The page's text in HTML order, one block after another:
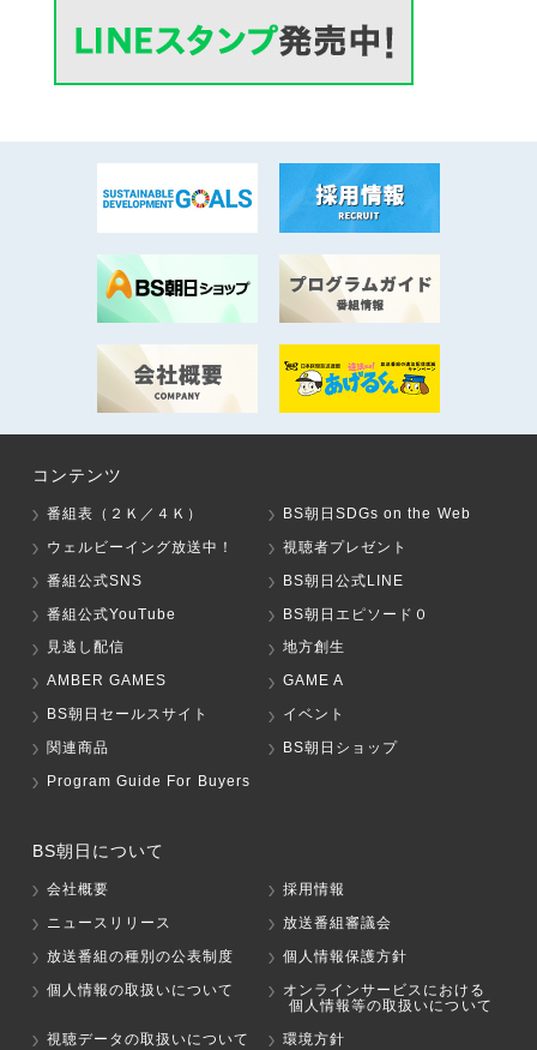
コンテンツ
番組表（２Ｋ／４Ｋ）
BS朝日SDGs on the Web
ウェルビーイング放送中！
視聴者プレゼント
番組公式SNS
BS朝日公式LINE
番組公式YouTube
BS朝日エピソード０
見逃し配信
地方創生
AMBER GAMES
GAME A
BS朝日セールスサイト
イベント
関連商品
BS朝日ショップ
Program Guide For Buyers
BS朝日について
会社概要
採用情報
ニュースリリース
放送番組審議会
放送番組の種別の公表制度
個人情報保護方針
個人情報の取扱いについて
オンラインサービスにおける
個人情報等の取扱いについて
視聴データの取扱いについて
環境方針